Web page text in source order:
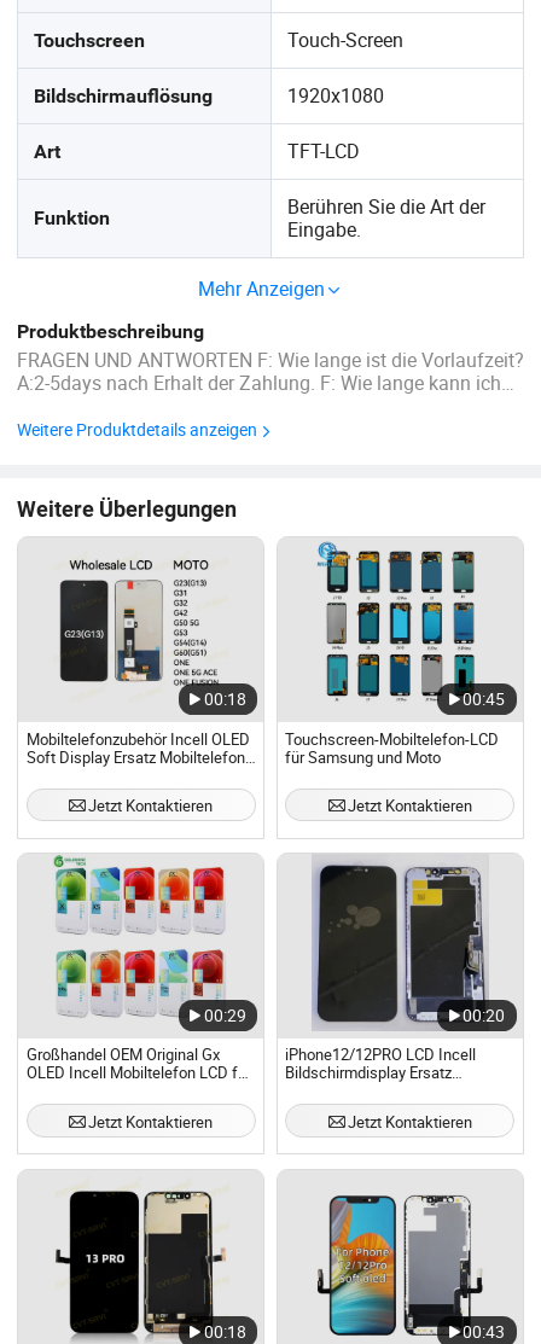
Touchscreen Touch-Screen
Bildschirmauflösung 1920x1080
Art TFT-LCD
Funktion
Berühren Sie die Art der
Eingabe.
Mehr Anzeigen
Produktbeschreibung
FRAGEN UND ANTWORTEN F: Wie lange ist die Vorlaufzeit?
A:2-5days nach Erhalt der Zahlung. F: Wie lange kann ich
Innerhalb von 3-5 Werktagen per Express versendet.große
Weitere Produktdetails anzeigen
Weitere Überlegungen
00:18
Mobiltelefonzubehör Incell OLED
Soft Display Ersatz Mobiltelefon
5g
Jetzt Kontaktieren
00:45
Touchscreen-Mobiltelefon-LCD
für Samsung und Moto
Jetzt Kontaktieren
00:29
Großhandel OEM Original Gx
OLED Incell Mobiltelefon LCD für
6s 6s Plus 7 7plus Xs Max Xr 11
PRO Max Touchscreen-Teil
Jetzt Kontaktieren
00:20
iPhone12/12PRO LCD Incell
Bildschirmdisplay Ersatz
Jetzt Kontaktieren
00:18 00:43